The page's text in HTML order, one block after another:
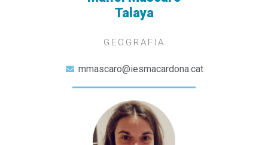
Talaya
GEOGRAFIA
mmascaro@iesmacardona.cat